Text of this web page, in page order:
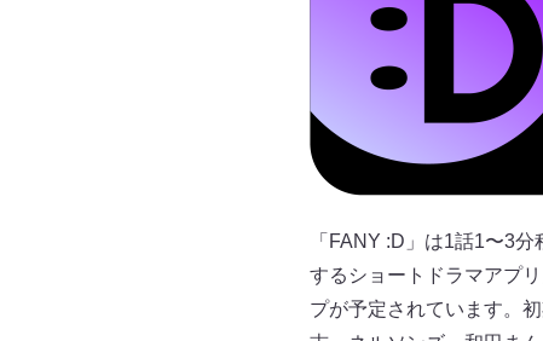
「FANY :D」は1話1〜3
するショートドラマアプ
プが予定されています。